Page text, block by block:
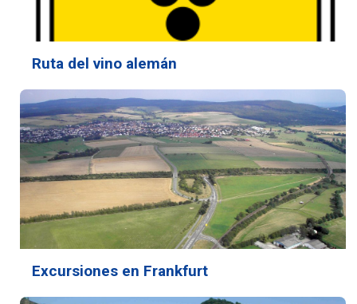
Ruta del vino alemán
Excursiones en Frankfurt